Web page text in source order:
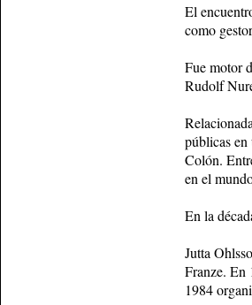
El
como
Fue motor
Rudolf
públicas en
Colón.
en el
En la
Jutta
Franze. En
1984